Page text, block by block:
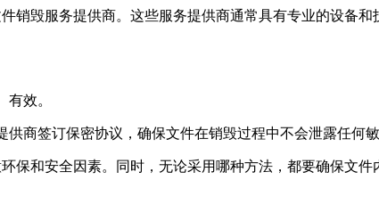
销毁服务提供商。这些服务提供商通常具有专业的设备
效。
商签订保密协议，确保文件在销毁过程中不会泄露任何敏
和安全因素。同时，无论采用哪种方法，都要确保文件